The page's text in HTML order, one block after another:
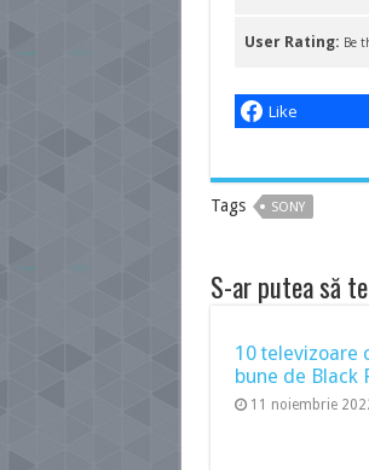
User Rating: Be
Like
Tags SONY
S-ar putea să
10 televizoare
bune de Black
11 noiembrie